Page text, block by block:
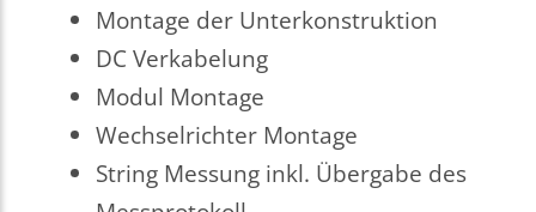
Montage der Unterkonstruktion
DC Verkabelung
Modul Montage
Wechselrichter Montage
String Messung inkl. Übergabe des